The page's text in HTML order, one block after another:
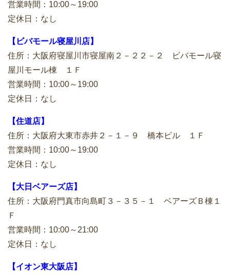
営業時間：10:00～19:00
定休日：なし
【ビバモール寝屋川店】
住所：大阪府寝屋川市寝屋南２－２２－２ ビバモール寝
屋川モール棟 １Ｆ
営業時間：10:00～19:00
定休日：なし
【住道店】
住所：大阪府大東市赤井２－１－９ 橋本ビル １Ｆ
営業時間：10:00～19:00
定休日：なし
【大日ベアーズ店】
住所：大阪府門真市向島町３－３５－１ ベアーズＢ棟１
Ｆ
営業時間：10:00～21:00
定休日：なし
【イオン東大阪店】